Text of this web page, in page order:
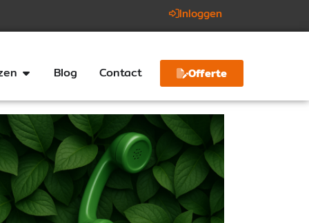
Inloggen
Blog Contact Offerte